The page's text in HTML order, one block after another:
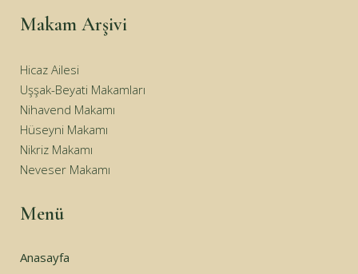
Makam Arşivi
Hicaz Ailesi
Uşşak-Beyati Makamları
Nihavend Makamı
Hüseyni Makamı
Nikriz Makamı
Neveser Makamı
Menü
Anasayfa